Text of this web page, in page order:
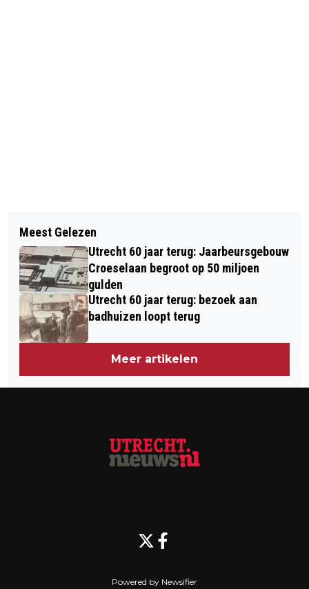
SCHIETINCIDENT VAN
SIJPESTEIJNKADE
UTRECHT 60 JAAR TERUG: GOEDE
RAADGEVINGEN VOOR DE NIEUWE
STUDENTEN
Meest Gelezen
Utrecht 60 jaar terug: Jaarbeursgebouw
Croeselaan begroot op 50 miljoen
gulden
Utrecht 60 jaar terug: bezoek aan
badhuizen loopt terug
Meer artikelen
Powered by Newsifier